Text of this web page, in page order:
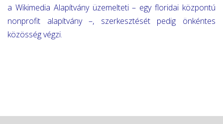
a Wikimedia Alapítvány üzemelteti – egy floridai központú
nonprofit alapítvány –, szerkesztését pedig önkéntes
közösség végzi.